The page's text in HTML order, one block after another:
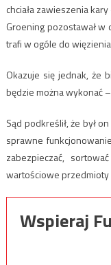
chciała zawieszenia
Groening pozostawał w
trafi w ogóle do
Okazuje się jednak, że
będzie można wykonać
Sąd podkreślił, że był
sprawne
zabezpieczać,
wartościowe przedmioty
Wspieraj